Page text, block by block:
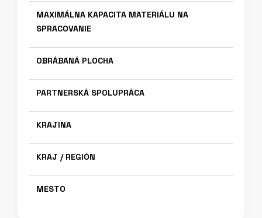
MAXIMÁLNA KAPACITA MATERIÁLU NA
SPRACOVANIE
OBRÁBANÁ PLOCHA
PARTNERSKÁ SPOLUPRÁCA
KRAJINA
KRAJ / REGIÓN
MESTO